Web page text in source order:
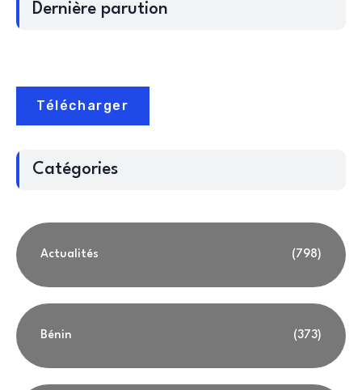
Dernière parution
Télécharger
Catégories
Actualités (798)
Bénin (373)